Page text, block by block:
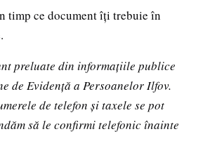
timp ce document îți trebuie în
preluate din informațiile publice
de Evidență a Persoanelor Ilfov.
de telefon și taxele se pot
să le confirmi telefonic înainte